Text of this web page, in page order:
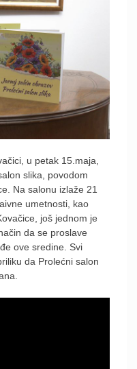
u petak 15.maja,
slika, povodom
Na salonu izlaže 21
umetnosti, kao
još jednom je
da se proslave
ove sredine. Svi
da Prolećni salon